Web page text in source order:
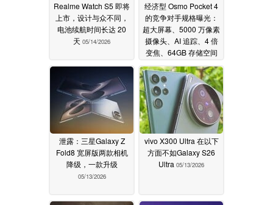
Realme Watch S5 即将
上市，设计与众不同，
电池续航时间长达 20
天 05/14/2026
经济型 Osmo Pocket 4
的竞争对手规格曝光：
超大屏幕、5000 万像素
摄像头、AI 追踪、4 倍
变焦、64GB 存储空间
05/13/2026
泄露：三星Galaxy Z
Fold8 宽屏版两款相机
降级，一款升级
05/13/2026
vivo X300 Ultra 在以下
方面不如Galaxy S26
Ultra 05/13/2026